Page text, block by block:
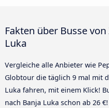
Fakten über Busse
Luka
Vergleiche alle Anbieter wie
Globtour die täglich 9 mal mit
Luka fahren, mit einem Klick!
nach Banja Luka schon ab 26 €!